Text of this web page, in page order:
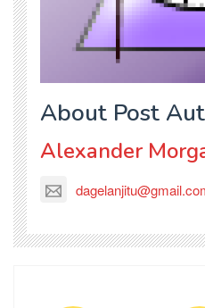
About Post
Alexander